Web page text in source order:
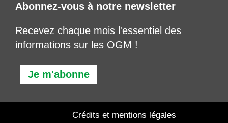
Abonnez-vous à notre newsletter
Recevez chaque mois l'essentiel des
informations sur les OGM !
Je m'abonne
Crédits et mentions légales